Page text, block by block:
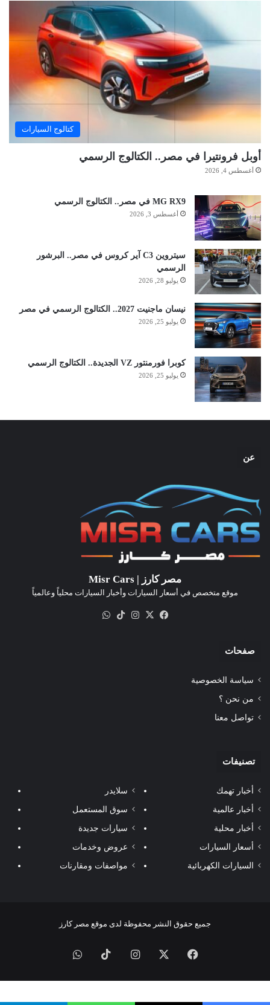
كتالوج السيارات
أوبل فرونتيرا في مصر.. الكتالوج الرسمي
أغسطس 4, 2026
MG RX9 في مصر.. الكتالوج الرسمي
أغسطس 3, 2026
سيتروين C3 آير كروس في مصر.. البرشور
الرسمي
يوليو 28, 2026
نيسان ماجنيت 2027.. الكتالوج الرسمي في مصر
يوليو 25, 2026
كوبرا فورمنتور VZ الجديدة.. الكتالوج الرسمي
يوليو 25, 2026
عن
مصر كارز | Misr Cars
موقع متخصص في أسعار السيارات وأخبار السيارات محلياً وعالمياً
فيسبوك
‫X انستقرام‫TikTok
صفحات
سياسة الخصوصية
من نحن ؟
تواصل معنا
تصنيفات
أخبار تهمك
أخبار عالمية
أخبار محلية
أسعار السيارات
السيارات الكهربائية
سلايدر
سوق المستعمل
سيارات جديدة
عروض وخدمات
مواصفات ومقارنات
جميع حقوق النشر محفوظة لدى موقع مصر كارز
فيسبوك انستقرام‫TikTokواتساب